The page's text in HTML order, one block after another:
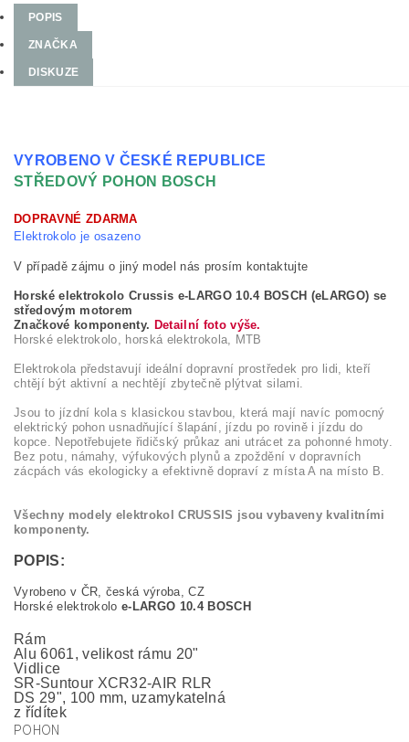
POPIS
ZNAČKA
DISKUZE
VYROBENO V ČESKÉ REPUBLICE
STŘEDOVÝ POHON BOSCH
DOPRAVNÉ ZDARMA
Elektrokolo je osazeno
V případě zájmu o jiný model nás prosím kontaktujte
Horské elektrokolo Crussis e-LARGO 10.4 BOSCH (eLARGO) se
středovým motorem
Značkové komponenty. Detailní foto výše.
Horské elektrokolo, horská elektrokola, MTB
Elektrokola představují ideální dopravní prostředek pro lidi, kteří
chtějí být aktivní a nechtějí zbytečně plýtvat silami.
Jsou to jízdní kola s klasickou stavbou, která mají navíc pomocný
elektrický pohon usnadňující šlapání, jízdu po rovině i jízdu do
kopce. Nepotřebujete řidičský průkaz ani utrácet za pohonné hmoty.
Bez potu, námahy, výfukových plynů a zpoždění v dopravních
zácpách vás ekologicky a efektivně dopraví z místa A na místo B.
Všechny modely elektrokol CRUSSIS jsou vybaveny kvalitními
komponenty.
POPIS:
Vyrobeno v ČR, česká výroba, CZ
Horské elektrokoloe-LARGO 10.4 BOSCH
Rám
Alu 6061, velikost rámu 20"
Vidlice
SR-Suntour XCR32-AIR RLR
DS 29", 100 mm, uzamykatelná
z řídítek
POHON